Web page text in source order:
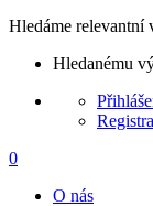
Hledáme relevantní
Hledanému
0
O nás